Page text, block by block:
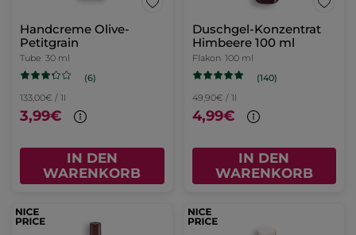
Handcreme Olive-
Petitgrain
Tube 30 ml
(6)
133,00€ / 1l
3,99€
IN DEN
WARENKORB
Duschgel-Konzentrat
Himbeere 100 ml
Flakon 100 ml
(140)
49,90€ / 1l
4,99€
IN DEN
WARENKORB